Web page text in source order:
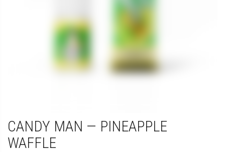
CANDY MAN — PINEAPPLE
WAFFLE